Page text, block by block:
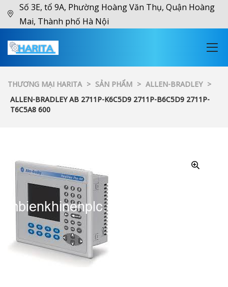
Số 3E, tổ 9A, Phường Hoàng Văn Thụ, Quận Hoàng
Mai, Thành phố Hà Nội
THƯƠNG MẠI HARITA > SẢN PHẨM > ALLEN-BRADLEY >
ALLEN-BRADLEY AB 2711P-K6C5D9 2711P-B6C5D9 2711P-
T6C5A8 600